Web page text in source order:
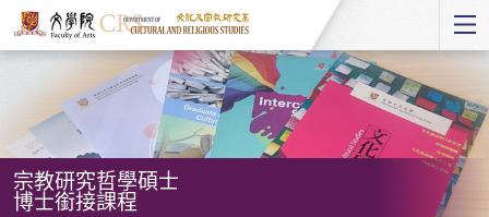
Start
宗教研究哲學碩士
博士銜接課程